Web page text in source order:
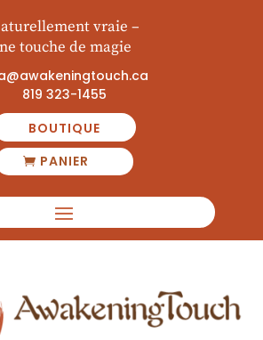
vraie –
touche de magie
819 323-1455
BOUTIQUE
PANIER